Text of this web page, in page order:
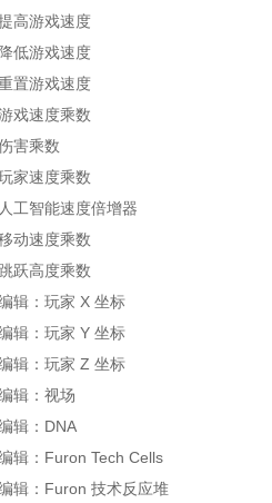
游戏速度
游戏速度
游戏速度
速度乘数
乘数
速度乘数
智能速度倍增器
速度乘数
高度乘数
：玩家 X 坐标
：玩家 Y 坐标
：玩家 Z 坐标
：视场
：DNA
：Furon Tech Cells
：Furon 技术反应堆